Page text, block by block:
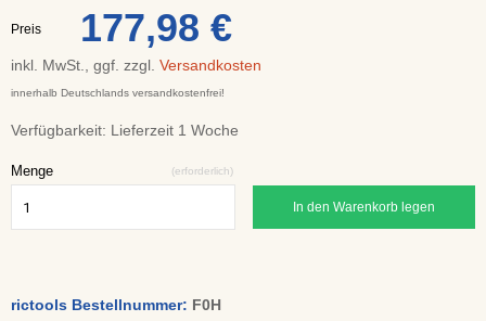
Preis 177,98 €
inkl. MwSt., ggf. zzgl. Versandkosten
innerhalb Deutschlands versandkostenfrei!
Verfügbarkeit: Lieferzeit 1 Woche
Menge (erforderlich)
In den Warenkorb legen
rictools Bestellnummer: F0H